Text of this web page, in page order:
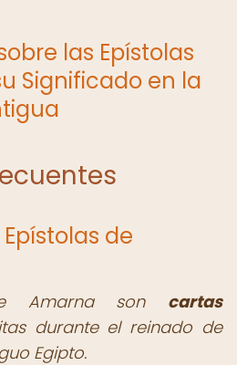
las Epístolas
Significado en la
Epístolas de
Amarna son cartas
durante el reinado de
Egipto.